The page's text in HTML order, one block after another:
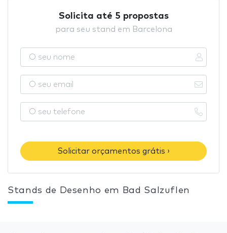
Solicita até 5 propostas
para seu stand em Barcelona
Solicitar orçamentos grátis ›
Stands de Desenho em Bad Salzuflen